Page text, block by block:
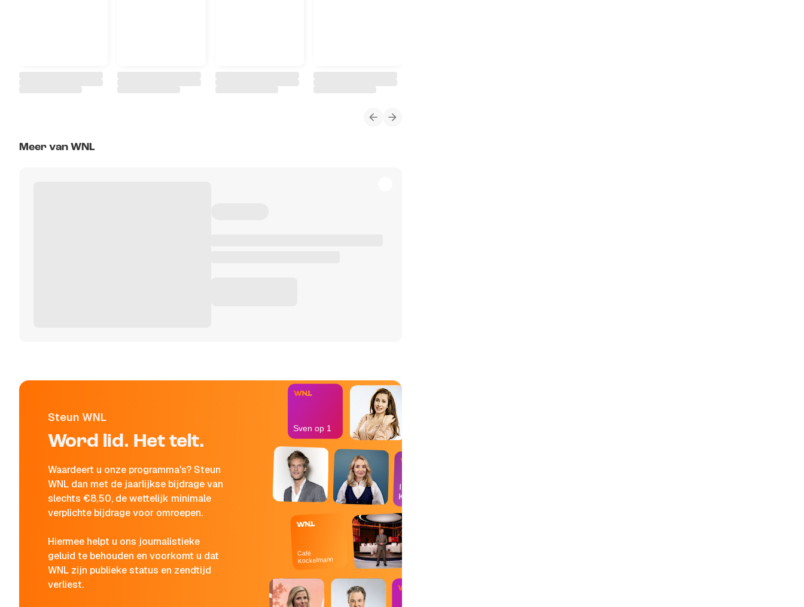
Meer van WNL
Steun WNL
Word lid. Het telt.
Waardeert u onze programma's? Steun
WNL dan met de jaarlijkse bijdrage van
slechts €8,50, de wettelijk minimale
verplichte bijdrage voor omroepen.
Hiermee helpt u ons journalistieke
geluid te behouden en voorkomt u dat
WNL zijn publieke status en zendtijd
verliest.
Café
Kockelmann
In de
Kantine
Sven op 1